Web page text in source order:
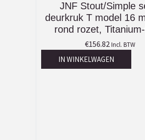
JNF Stout/Simple
deurkruk T model 16
rond rozet,
€156.82 Incl. BTW
IN WINKELWAGEN